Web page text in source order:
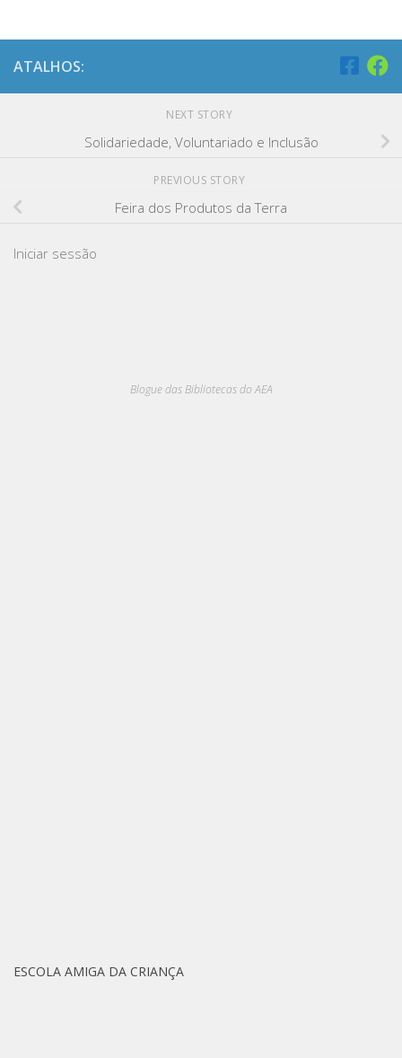
ATALHOS:
NEXT STORY
Solidariedade, Voluntariado e Inclusão
PREVIOUS STORY
Feira dos Produtos da Terra
Iniciar sessão
Blogue das Bibliotecas do AEA
ESCOLA AMIGA DA CRIANÇA